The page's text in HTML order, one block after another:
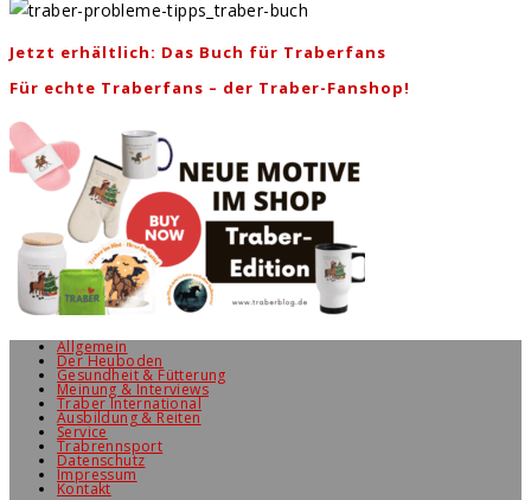
Jetzt erhältlich: Das Buch für Traberfans
Für echte Traberfans – der Traber-Fanshop!
Allgemein
Der Heuboden
Gesundheit & Fütterung
Meinung & Interviews
Traber International
Ausbildung & Reiten
Service
Trabrennsport
Datenschutz
Impressum
Kontakt